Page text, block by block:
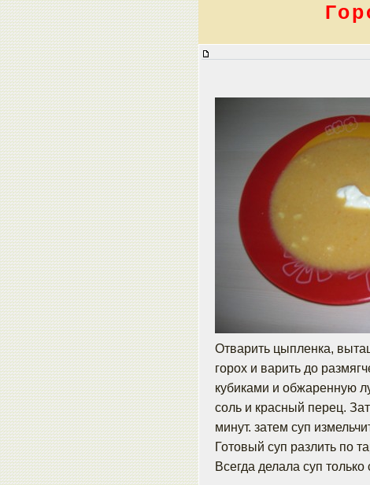
Отварить цыпленка,
горох и варить до
кубиками и обжаренную
соль и красный перец.
минут. затем суп
Готовый суп разлить по
Всегда делала суп